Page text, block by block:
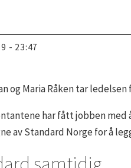
- 23:47
og Maria Råken tar
har fått jobben med
av Standard Norge for å